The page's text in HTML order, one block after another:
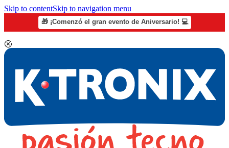
Skip to contentSkip to navigation menu
🎁 ¡Comenzó el gran evento de Aniversario! 💻